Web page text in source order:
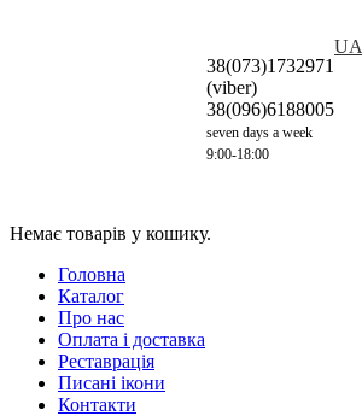
38(073)1732971
(viber)
38(096)6188005
seven days a week
9:00-18:00
UA
Немає товарів у кошику.
Головна
Каталог
Про нас
Оплата і доставка
Реставрація
Писані ікони
Контакти